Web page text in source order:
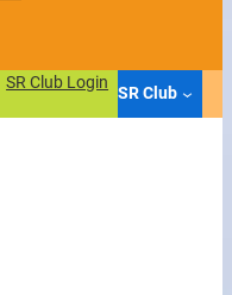
SR Club Login
SR Club